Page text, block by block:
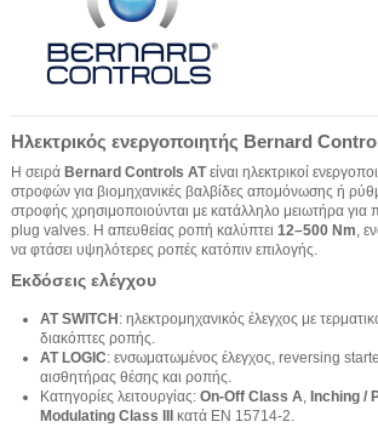
Ηλεκτρικός ενεργοποιητής Bernard
Η σειρά Bernard Controls ATείναι ηλεκτρικοί
στροφών για βιομηχανικές βαλβίδες απομόνωσης ή
στροφής χρησιμοποιούνται με κατάλληλο μειωτήρα για
plug valves. Η απευθείας ροπή καλύπτει 12–500 Nm,
να φτάσει υψηλότερες ροπές κατόπιν επιλογής.
Εκδόσεις ελέγχου
AT SWITCH : ηλεκτρομηχανικός έλεγχος με
διακόπτες ροπής.
AT LOGIC: ενσωματωμένος έλεγχος, reversing
αισθητήρας θέσης και ροπής.
Κατηγορίες λειτουργίας: On-Off Class A, Inching /
Modulating Class III
κατά EN 15714-2.